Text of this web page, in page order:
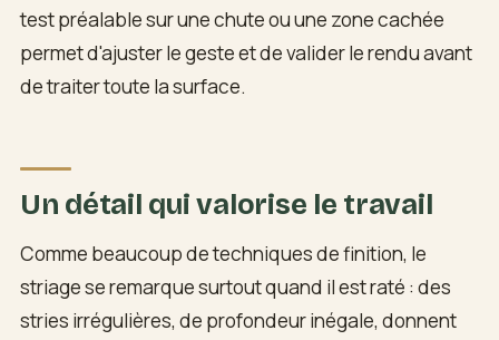
test préalable sur une chute ou une zone cachée
permet d'ajuster le geste et de valider le rendu avant
de traiter toute la surface.
Un détail qui valorise le travail
Comme beaucoup de techniques de finition, le
striage se remarque surtout quand il est raté : des
stries irrégulières, de profondeur inégale, donnent